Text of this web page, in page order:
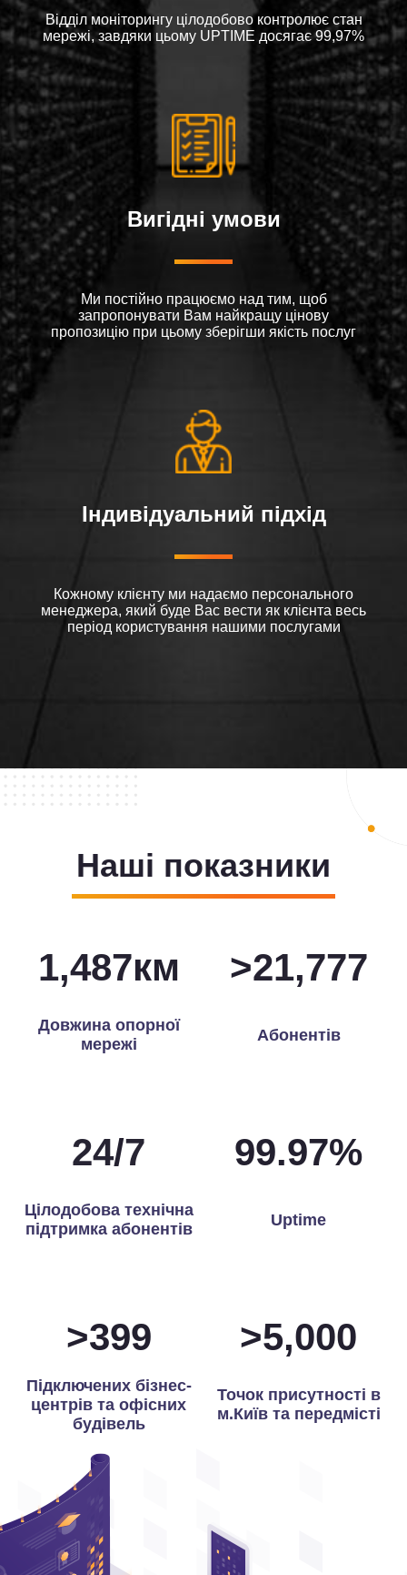
Відділ моніторингу цілодобово контролює стан
мережі, завдяки цьому UPTIME досягає 99,97%
Вигідні умови
Ми постійно працюємо над тим, щоб
запропонувати Вам найкращу цінову
пропозицію при цьому зберігши якість послуг
Індивідуальний підхід
Кожному клієнту ми надаємо персонального
менеджера, який буде Вас вести як клієнта весь
період користування нашими послугами
Наші показники
1,496км
Довжина опорної
мережі
>21,935
Абонентів
24/7
Цілодобова технічна
підтримка абонентів
99.97%
Uptime
>400
Підключених бізнес-
центрів та офісних
будівель
>5,000
Точок присутності в
м.Київ та передмісті